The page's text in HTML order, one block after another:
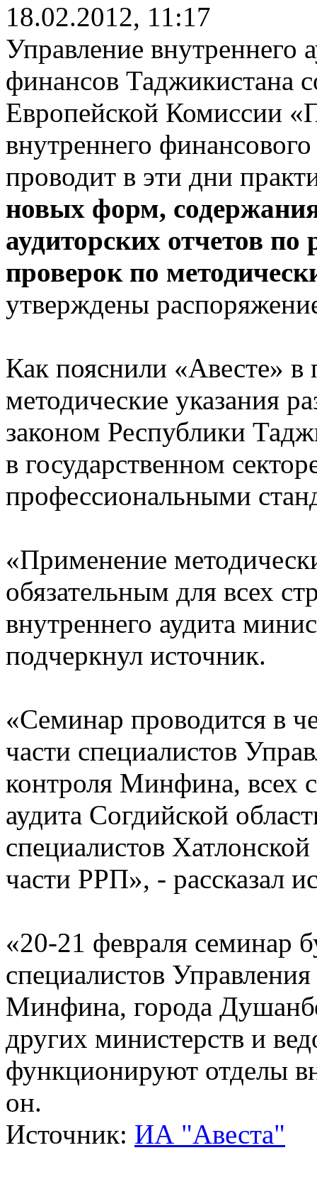
18.02.2012, 11:17
Управление внутреннего
финансов Таджикистана
Европейской Комиссии
внутреннего
проводит в эти дни
новых форм,
аудиторских отчетов по
проверок по
утверждены
Как пояснили «Авесте»
методические указания
законом Республики
в государственном
профессиональными
«Применение
обязательным для всех
внутреннего аудита
подчеркнул источник.
«Семинар проводится в
части специалистов
контроля Минфина, всех
аудита Согдийской
специалистов
части РРП», - рассказал
«20-21 февраля семинар
специалистов
Минфина, города
других министерств и
функционируют отделы
он.
Источник: ИА "Авеста"